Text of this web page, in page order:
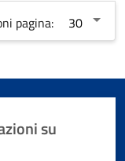
pagina:
su